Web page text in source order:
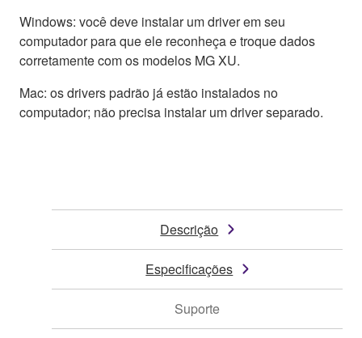
Windows: você deve instalar um driver em seu
computador para que ele reconheça e troque dados
corretamente com os modelos MG XU.
Mac: os drivers padrão já estão instalados no
computador; não precisa instalar um driver separado.
Descrição
Especificações
Suporte